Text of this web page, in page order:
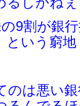
9割が銀
という窮地
のは悪い